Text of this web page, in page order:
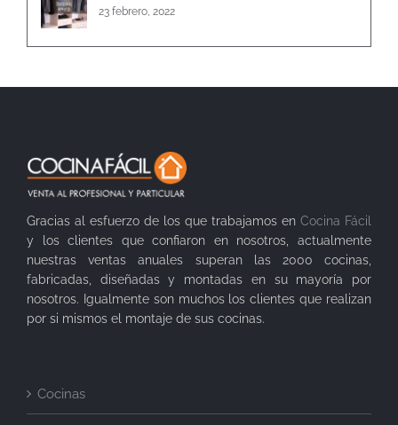
23 febrero, 2022
Gracias al esfuerzo de los que trabajamos en Cocina Fácil
y los clientes que confiaron en nosotros, actualmente
nuestras ventas anuales superan las 2000 cocinas,
fabricadas, diseñadas y montadas en su mayoría por
nosotros. Igualmente son muchos los clientes que realizan
por si mismos el montaje de sus cocinas.
Cocinas